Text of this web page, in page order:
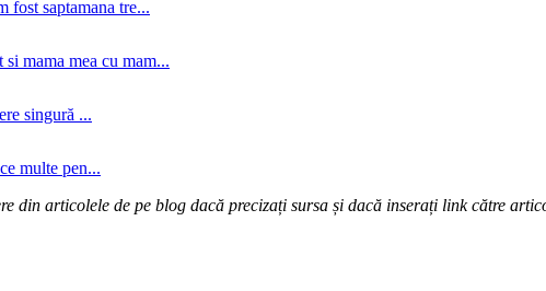
fost saptamana tre...
mama mea cu mam...
singură ...
multe pen...
din articolele de pe blog dacă precizați sursa și dacă inserați link către